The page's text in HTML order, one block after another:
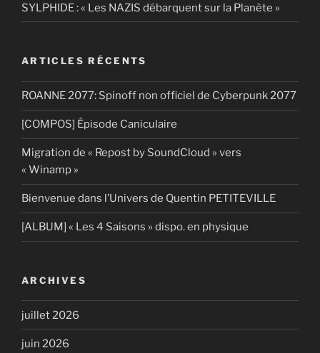
SYLPHIDE : « Les NAZIS débarquent sur la Planète »
ARTICLES RÉCENTS
ROANNE 2077: Spinoff non officiel de Cyberpunk 2077
[COMPOS] Épisode Caniculaire
Migration de « Repost by SoundCloud » vers
« Winamp »
Bienvenue dans l’Univers de Quentin PETITEVILLE
[ALBUM] « Les 4 Saisons » dispo. en physique
ARCHIVES
juillet 2026
juin 2026